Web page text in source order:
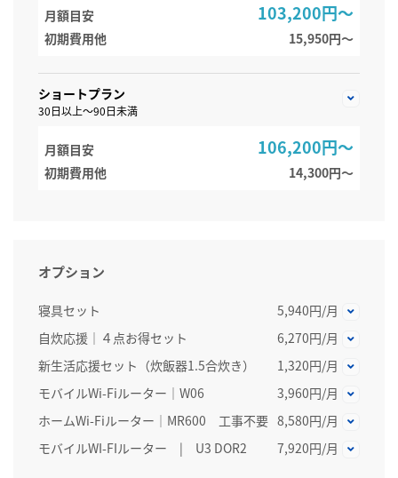
月額目安 103,200円～
初期費用他 15,950円〜
ショートプラン
30日以上～90日未満
月額目安 106,200円～
初期費用他 14,300円〜
オプション
寝具セット
5,940円/月
自炊応援｜４点お得セット
6,270円/月
新生活応援セット（炊飯器1.5合炊き）
1,320円/月
モバイルWi-Fiルーター｜W06
3,960円/月
ホームWi-Fiルーター│MR600 工事不要 8,580円/月
モバイルWI-FIルーター | U3 DOR2
7,920円/月